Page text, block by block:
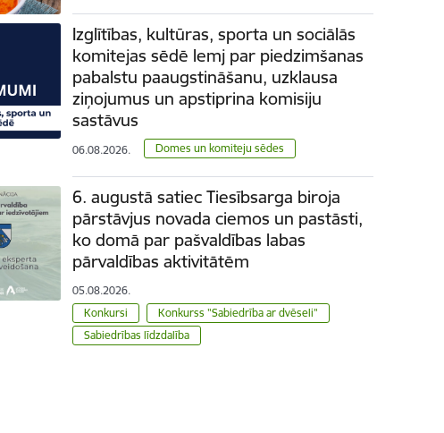
Izglītības, kultūras, sporta un sociālās
komitejas sēdē lemj par piedzimšanas
pabalstu paaugstināšanu, uzklausa
ziņojumus un apstiprina komisiju
sastāvus
06.08.2026. Domes un komiteju sēdes
6. augustā satiec Tiesībsarga biroja
pārstāvjus novada ciemos un pastāsti,
ko domā par pašvaldības labas
pārvaldības aktivitātēm
05.08.2026.
Konkursi
Konkurss "Sabiedrība ar dvēseli"
Sabiedrības līdzdalība